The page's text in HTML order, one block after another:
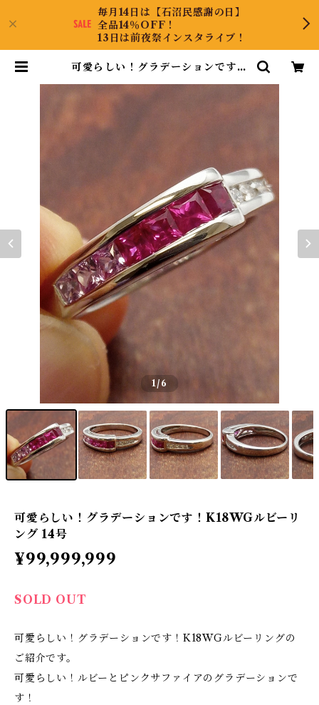
毎月14日は【石沼民感謝の日】
全品14％OFF！
13日は前夜祭インスタライブ！
可愛らしい！グラデーションです！
1/6
可愛らしい！グラデーションです！K18WGルビーリ
ング 14号
¥99,999,999
SOLD OUT
可愛らしい！グラデーションです！K18WGルビーリングの
ご紹介です。
可愛らしい！ルビーとピンクサファイアのグラデーションで
す！